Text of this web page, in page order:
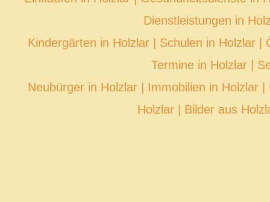
Dienstleistungen in
Kindergärten in Holzlar| Schulen in Holzlar|
Termine in Holzlar
Neubürger in Holzlar| Immobilien in Holzlar|
Holzlar| Bilder aus